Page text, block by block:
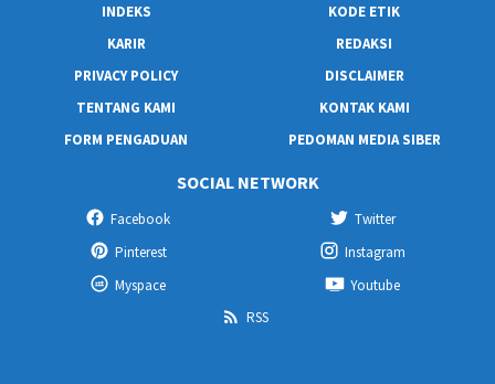
INDEKS
KODE ETIK
KARIR
REDAKSI
PRIVACY POLICY
DISCLAIMER
TENTANG KAMI
KONTAK KAMI
FORM PENGADUAN
PEDOMAN MEDIA SIBER
SOCIAL NETWORK
Facebook
Twitter
Pinterest
Instagram
Myspace
Youtube
RSS